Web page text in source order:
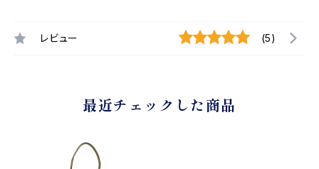
レビュー (5)
最近チェックした商品